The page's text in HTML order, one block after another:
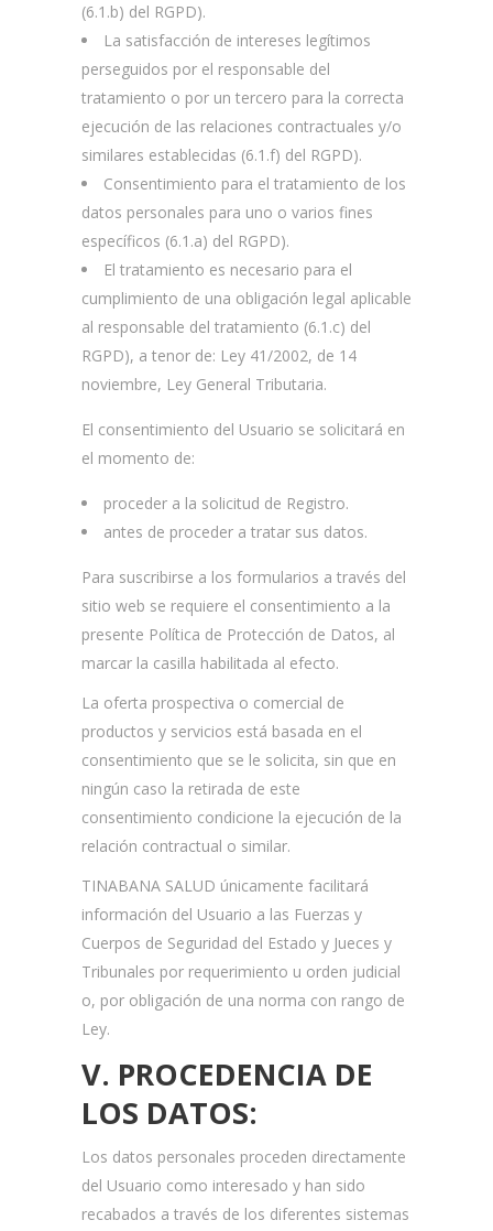
(6.1.b) del RGPD).
La satisfacción de intereses legítimos
perseguidos por el responsable del
tratamiento o por un tercero para la correcta
ejecución de las relaciones contractuales y/o
similares establecidas (6.1.f) del RGPD).
Consentimiento para el tratamiento de los
datos personales para uno o varios fines
específicos (6.1.a) del RGPD).
El tratamiento es necesario para el
cumplimiento de una obligación legal aplicable
al responsable del tratamiento (6.1.c) del
RGPD), a tenor de: Ley 41/2002, de 14
noviembre, Ley General Tributaria.
El consentimiento del Usuario se solicitará en
el momento de:
proceder a la solicitud de Registro.
antes de proceder a tratar sus datos.
Para suscribirse a los formularios a través del
sitio web se requiere el consentimiento a la
presente Política de Protección de Datos, al
marcar la casilla habilitada al efecto.
La oferta prospectiva o comercial de
productos y servicios está basada en el
consentimiento que se le solicita, sin que en
ningún caso la retirada de este
consentimiento condicione la ejecución de la
relación contractual o similar.
TINABANA SALUD únicamente facilitará
información del Usuario a las Fuerzas y
Cuerpos de Seguridad del Estado y Jueces y
Tribunales por requerimiento u orden judicial
o, por obligación de una norma con rango de
Ley.
V. PROCEDENCIA DE
LOS DATOS:
Los datos personales proceden directamente
del Usuario como interesado y han sido
recabados a través de los diferentes sistemas